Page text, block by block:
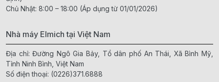
Chủ Nhật: 8:00 – 18:00 (Áp dụng từ 01/01/2026)
Nhà máy Elmich tại Việt Nam
Địa chỉ: Đường Ngô Gia Bảy, Tổ dân phố An Thái, Xã Bình Mỹ,
Tỉnh Ninh Bình, Việt Nam
Số điện thoại: (0226)371.6888